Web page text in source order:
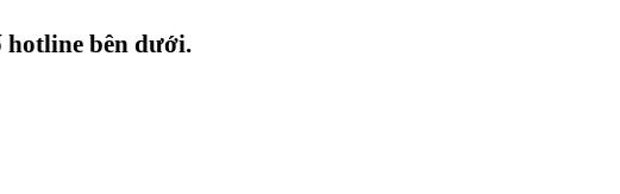
hotline bên dưới.